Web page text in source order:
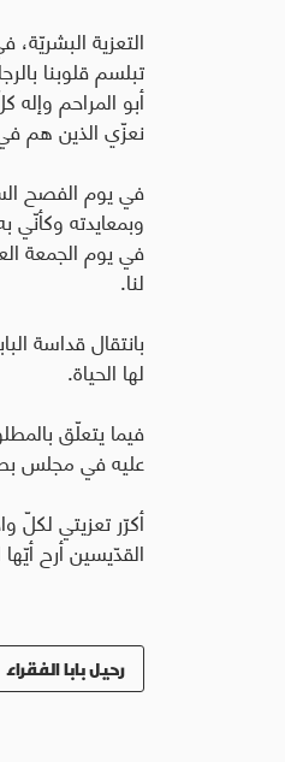
التعزية
تبلسم قلوبنا
أبو المراحم
نعزّي الذين هم في
في يوم الفصح
وبمعايدته وكأنّي
في يوم الجمعة
لنا.
بانتقال قداسة
لها الحياة.
فيما يتعلّق
عليه في مجلس
أكرّر تعزيتي لكلّ
القدّيسين أرح
رحيل بابا الفقراء